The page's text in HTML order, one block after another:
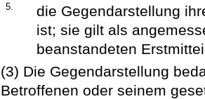
5.
die Gegendarstellung
ist; sie gilt als
beanstandeten
(3) Die Gegendarstellung
Betroffenen oder seinem